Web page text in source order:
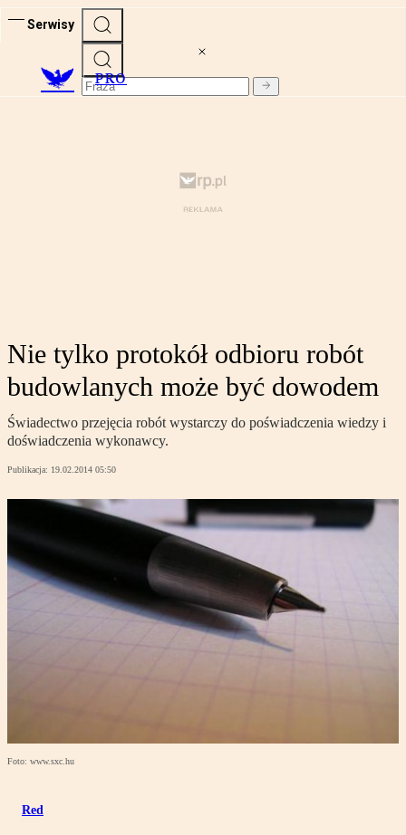
Serwisy
PRO
Nie tylko protokół odbioru robót
budowlanych może być dowodem
Świadectwo przejęcia robót wystarczy do poświadczenia wiedzy i
doświadczenia wykonawcy.
Publikacja: 19.02.2014 05:50
Foto: www.sxc.hu
Red